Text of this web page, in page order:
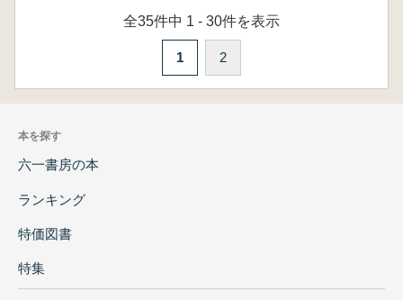
全35件中 1 - 30件を表示
1 2
本を探す
六一書房の本
ランキング
特価図書
特集